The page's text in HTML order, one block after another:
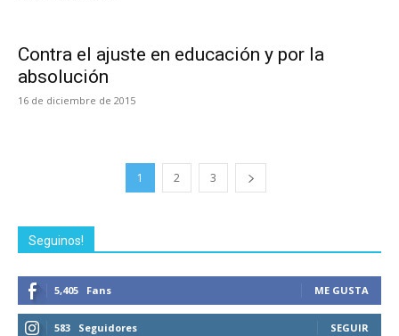
Contra el ajuste en educación y por la
absolución
16 de diciembre de 2015
1 2 3
Seguinos!
5,405 Fans ME GUSTA
583 Seguidores SEGUIR